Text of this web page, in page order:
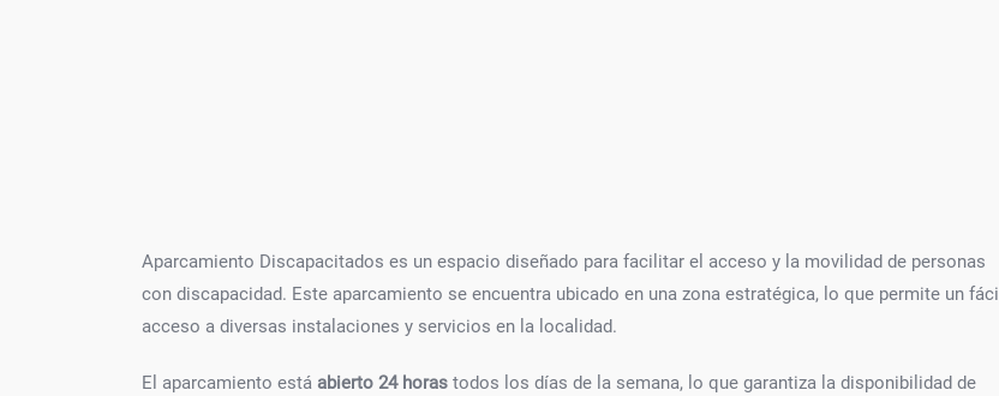
Aparcamiento Discapacitados es un espacio diseñado para facilitar el acceso y la movilidad de personas
con discapacidad. Este aparcamiento se encuentra ubicado en una zona estratégica, lo que permite un fácil
acceso a diversas instalaciones y servicios en la localidad.
El aparcamiento está abierto 24 horas todos los días de la semana, lo que garantiza la disponibilidad de